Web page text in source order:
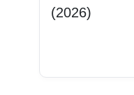
(2026)